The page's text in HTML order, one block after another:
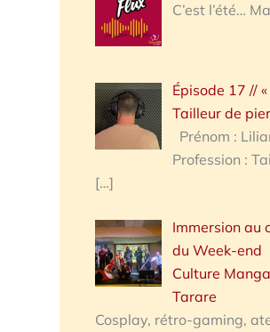
C’est l’été…
Épisode 17 // «
Tailleur de
Prénom :
Profession :
[…]
Immersion au
du Week-end
Culture
Tarare
Cosplay, rétro-gaming,